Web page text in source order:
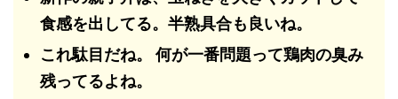
食感を出してる。半熟具合も良いね。
これ駄目だね。 何が一番問題って鶏肉の臭み
残ってるよね。